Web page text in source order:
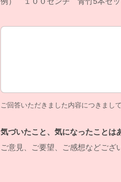
購入した商品の詳細を教えてくださ
ご回答いただきました内容につきまし
気づいたこと、気になったことは
ご意見、ご要望、ご感想などござ